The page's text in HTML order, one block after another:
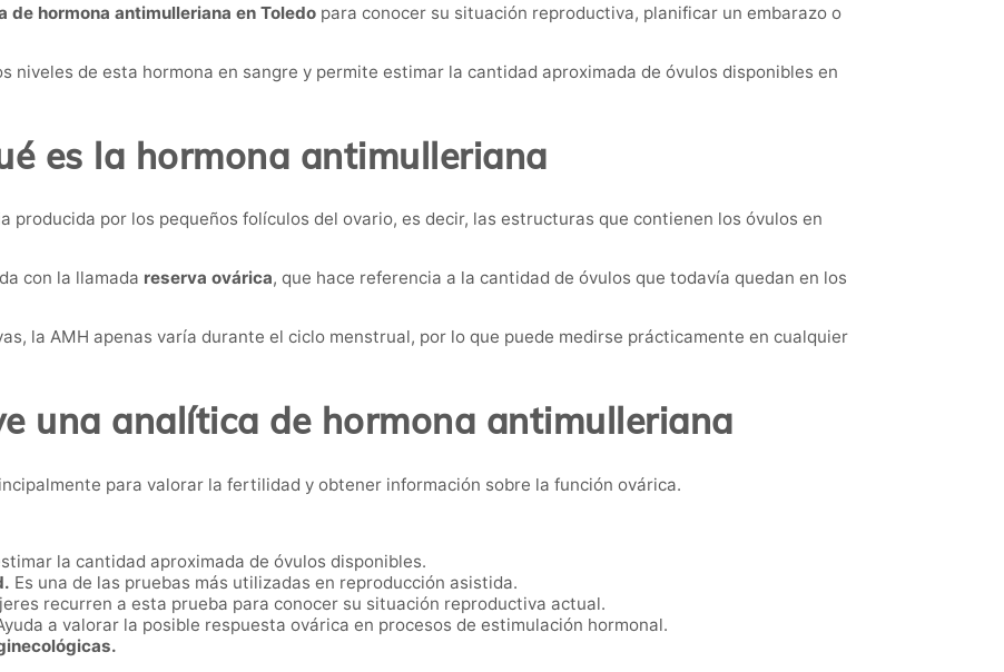
de hormona antimulleriana en Toledo para conocer su situación reproductiva, planificar un embarazo o
niveles de esta hormona en sangre y permite estimar la cantidad aproximada de óvulos disponibles en
es la hormona antimulleriana
producida por los pequeños folículos del ovario, es decir, las estructuras que contienen los óvulos en
con la llamada reserva ovárica, que hace referencia a la cantidad de óvulos que todavía quedan en los
la AMH apenas varía durante el ciclo menstrual, por lo que puede medirse prácticamente en cualquier
una analítica de hormona antimulleriana
para valorar la fertilidad y obtener información sobre la función ovárica.
la cantidad aproximada de óvulos disponibles.
Es una de las pruebas más utilizadas en reproducción asistida.
recurren a esta prueba para conocer su situación reproductiva actual.
a valorar la posible respuesta ovárica en procesos de estimulación hormonal.